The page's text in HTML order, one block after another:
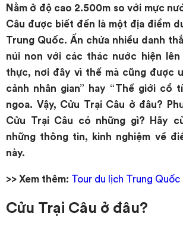
Nằm ở độ cao 2.500m so với mực
Câu được biết đến là một địa điểm
Trung Quốc. Ấn chứa nhiều danh
núi non với các thác nước hiện
thực, nơi đây vì thế mà cũng được
cảnh nhân gian” hay “Thế giới cổ
ngoa. Vậy, Cửu Trại Câu ở đâu?
Cửu Trại Câu có những gì? Hãy
những thông tin, kinh nghiệm về
này.
>> Xem thêm: Tour du lịch Trung
Cửu Trại Câu ở đâu?